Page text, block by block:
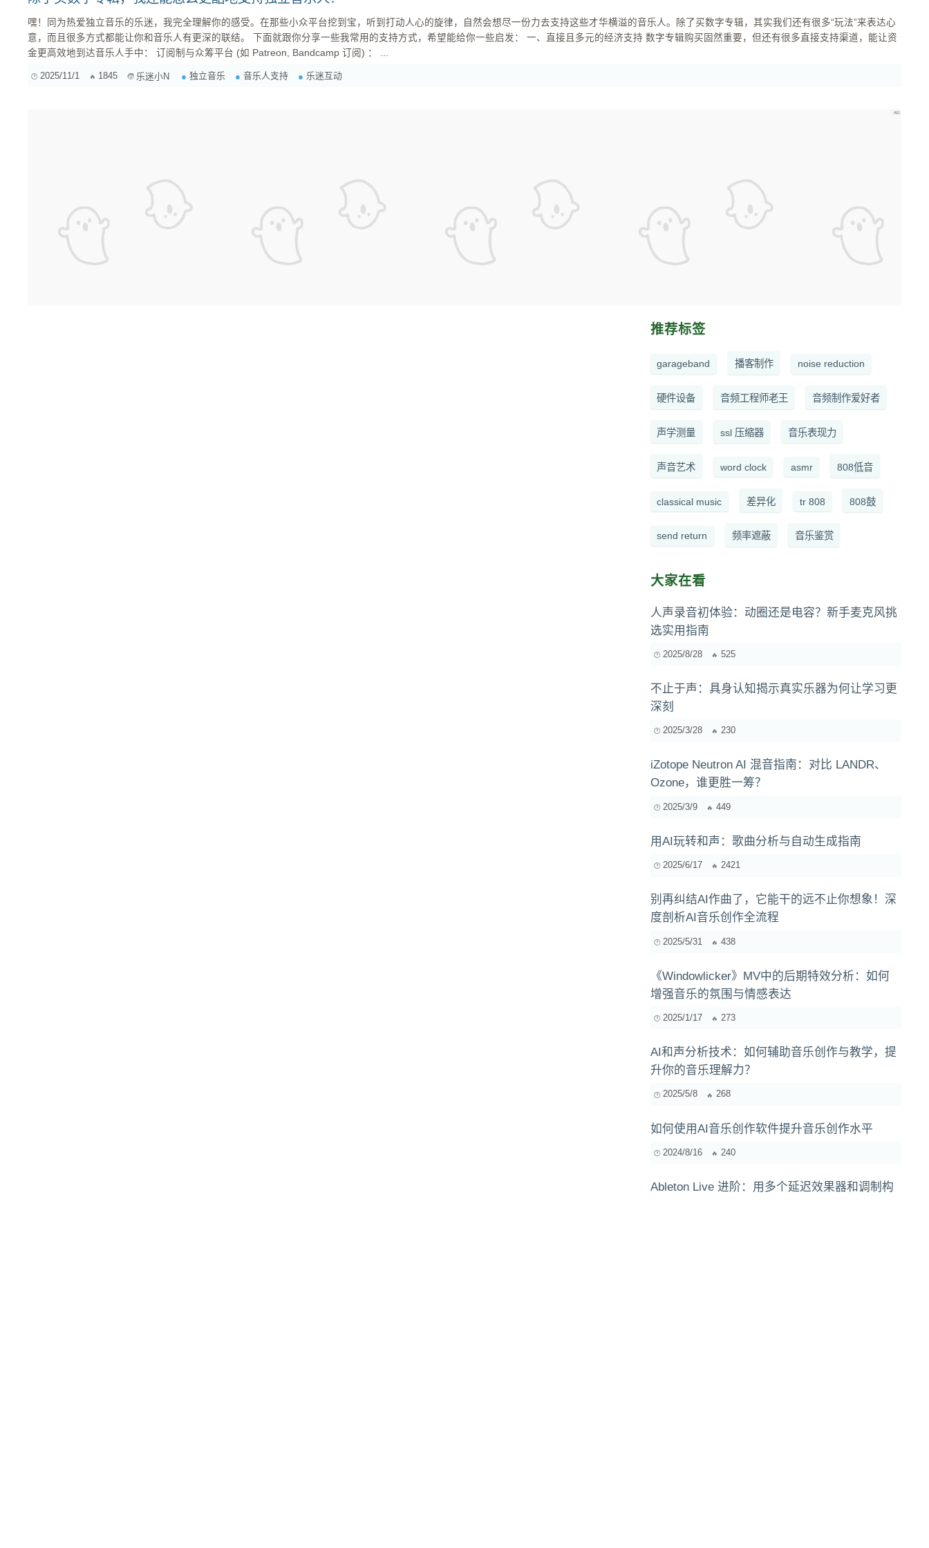
嘿！同为热爱独立音乐的乐迷，我完全理解你的感受。在那些小众平台挖到宝，听到打动人心的旋律，自然会想尽一份力去支持这些才华横溢的音乐人。除了买数字专辑，其实我们还有很多“玩法”来表达心
意，而且很多方式都能让你和音乐人有更深的联结。 下面就跟你分享一些我常用的支持方式，希望能给你一些启发： 一、直接且多元的经济支持 数字专辑购买固然重要，但还有很多直接支持渠道，能让资
金更高效地到达音乐人手中： 订阅制与众筹平台 (如 Patreon, Bandcamp 订阅) ： ...
2025/11/1 1845 乐迷小N 独立音乐 音乐人支持 乐迷互动
推荐标签
garageband 播客制作 noise reduction
硬件设备 音频工程师老王 音频制作爱好者
声学测量 ssl 压缩器 音乐表现力
声音艺术 word clock asmr 808低音
classical music 差异化 tr 808 808鼓
send return 频率遮蔽 音乐鉴赏
大家在看
人声录音初体验：动圈还是电容？新手麦克风挑
选实用指南
2025/8/28 525
不止于声：具身认知揭示真实乐器为何让学习更
深刻
2025/3/28 230
iZotope Neutron AI 混音指南：对比 LANDR、
Ozone，谁更胜一筹？
2025/3/9 449
用AI玩转和声：歌曲分析与自动生成指南
2025/6/17 2421
别再纠结AI作曲了，它能干的远不止你想象！深
度剖析AI音乐创作全流程
2025/5/31 438
《Windowlicker》MV中的后期特效分析：如何
增强音乐的氛围与情感表达
2025/1/17 273
AI和声分析技术：如何辅助音乐创作与教学，提
升你的音乐理解力？
2025/5/8 268
如何使用AI音乐创作软件提升音乐创作水平
2024/8/16 240
Ableton Live 进阶：用多个延迟效果器和调制构